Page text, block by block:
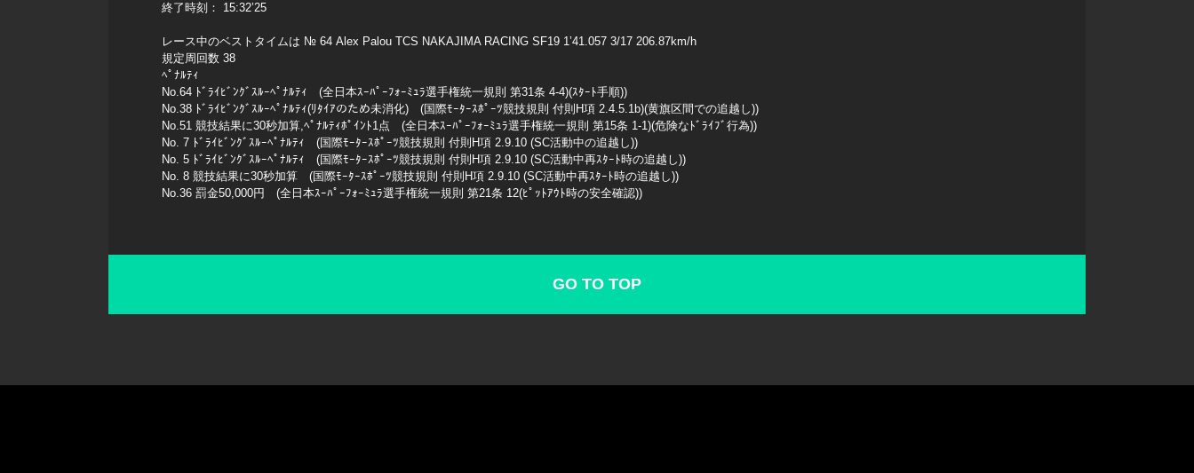
終了時刻： 15:32’25
レース中のベストタイムは № 64 Alex Palou TCS NAKAJIMA RACING SF19 1’41.057 3/17 206.87km/h
規定周回数 38
ﾍﾟﾅﾙﾃｨ
No.64 ﾄﾞﾗｲﾋﾞﾝｸﾞｽﾙｰﾍﾟﾅﾙﾃｨ (全日本ｽｰﾊﾟｰﾌｫｰﾐｭﾗ選手権統一規則 第31条 4-4)(ｽﾀｰﾄ手順))
No.38 ﾄﾞﾗｲﾋﾞﾝｸﾞｽﾙｰﾍﾟﾅﾙﾃｨ(ﾘﾀｲｱのため未消化) (国際ﾓｰﾀｰｽﾎﾟｰﾂ競技規則 付則H項 2.4.5.1b)(黄旗区間での追越し))
No.51 競技結果に30秒加算,ﾍﾟﾅﾙﾃｨﾎﾟｲﾝﾄ1点 (全日本ｽｰﾊﾟｰﾌｫｰﾐｭﾗ選手権統一規則 第15条 1-1)(危険なﾄﾞﾗｲﾌﾞ行為))
No. 7 ﾄﾞﾗｲﾋﾞﾝｸﾞｽﾙｰﾍﾟﾅﾙﾃｨ (国際ﾓｰﾀｰｽﾎﾟｰﾂ競技規則 付則H項 2.9.10 (SC活動中の追越し))
No. 5 ﾄﾞﾗｲﾋﾞﾝｸﾞｽﾙｰﾍﾟﾅﾙﾃｨ (国際ﾓｰﾀｰｽﾎﾟｰﾂ競技規則 付則H項 2.9.10 (SC活動中再ｽﾀｰﾄ時の追越し))
No. 8 競技結果に30秒加算 (国際ﾓｰﾀｰｽﾎﾟｰﾂ競技規則 付則H項 2.9.10 (SC活動中再ｽﾀｰﾄ時の追越し))
No.36 罰金50,000円 (全日本ｽｰﾊﾟｰﾌｫｰﾐｭﾗ選手権統一規則 第21条 12(ﾋﾟｯﾄｱｳﾄ時の安全確認))
GO TO TOP